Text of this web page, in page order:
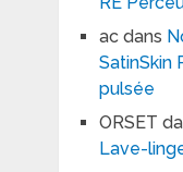
acdans
SatinSkin
pulsée
ORSET
Lave-